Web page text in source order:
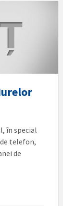
în special
telefon,
de